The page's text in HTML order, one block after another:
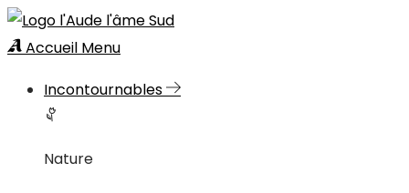
Accueil Menu
Incontournables
Nature